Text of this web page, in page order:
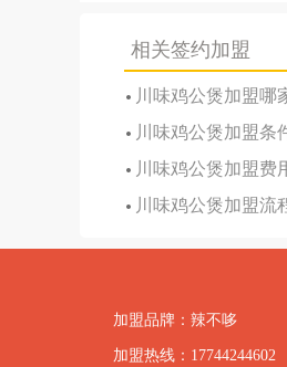
相关签约加盟
川味鸡公煲加盟哪
川味鸡公煲加盟条
川味鸡公煲加盟费
川味鸡公煲加盟流
加盟品牌：辣不哆
加盟热线：17744244602